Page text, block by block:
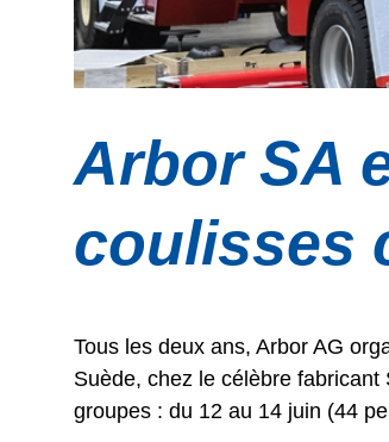
Arbor SA
coulisses
Tous les deux ans, Arbor AG
Suède, chez le célèbre
groupes : du 12 au 14 juin (44